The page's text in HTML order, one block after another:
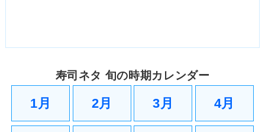
寿司ネタ 旬の時期カレンダー
1月 2月 3月 4月